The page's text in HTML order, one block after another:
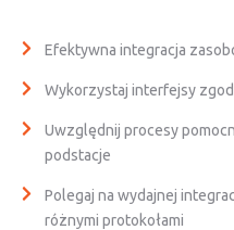
Efektywna integracja
Wykorzystaj interfejsy
Uwzględnij procesy
podstacje
Polegaj na wydajnej
różnymi protokołami